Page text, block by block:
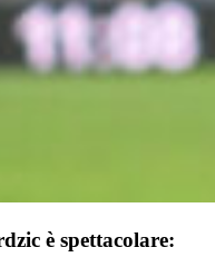
è spettacolare: